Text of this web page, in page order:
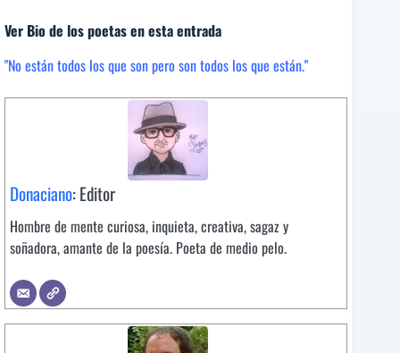
Ver Bio de los poetas en esta entrada
"No están todos los que son pero son todos los que están."
Donaciano: Editor
Hombre de mente curiosa, inquieta, creativa, sagaz y
soñadora, amante de la poesía. Poeta de medio pelo.